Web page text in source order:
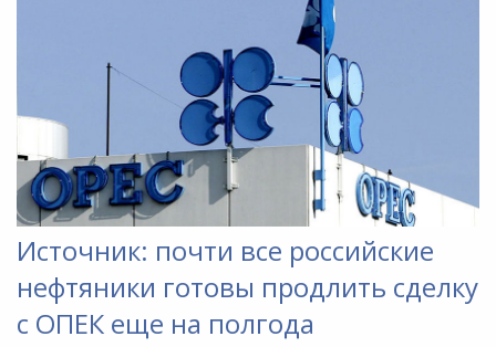
Источник: почти все российские
нефтяники готовы продлить сделку
с ОПЕК еще на полгода